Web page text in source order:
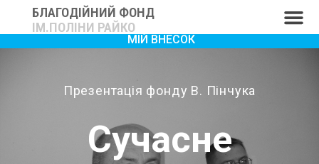
БЛАГОДІЙНИЙ ФОНД
ІМ.ПОЛІНИ РАЙКО
МІЙ ВНЕСОК
Презентація фонду В. Пінчука
Сучасне